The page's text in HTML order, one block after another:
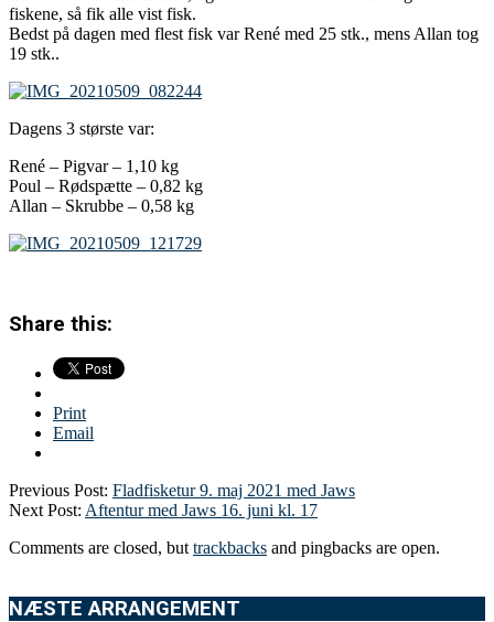
fiskene, så fik alle vist fisk.
Bedst på dagen med flest fisk var René med 25 stk., mens Allan tog
19 stk..
Dagens 3 største var:
René – Pigvar – 1,10 kg
Poul – Rødspætte – 0,82 kg
Allan – Skrubbe – 0,58 kg
Share this:
Print
Email
Previous Post: Fladfisketur 9. maj 2021 med Jaws
Next Post: Aftentur med Jaws 16. juni kl. 17
Comments are closed, but trackbacks and pingbacks are open.
NÆSTE ARRANGEMENT